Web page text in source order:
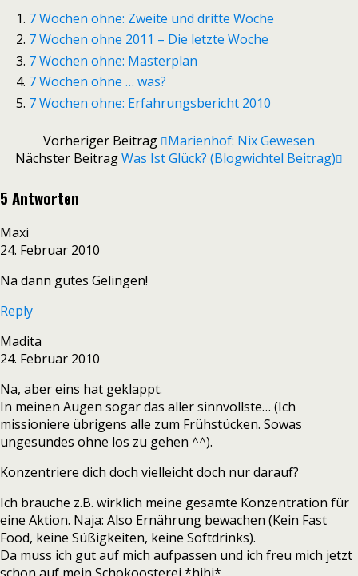
7 Wochen ohne: Zweite und dritte Woche
7 Wochen ohne 2011 – Die letzte Woche
7 Wochen ohne: Masterplan
7 Wochen ohne … was?
7 Wochen ohne: Erfahrungsbericht 2010
Vorheriger Beitrag
Marienhof: Nix Gewesen
Nächster BeitragWas Ist Glück? (Blogwichtel Beitrag)
5 Antworten
Maxi
24. Februar 2010
Na dann gutes Gelingen!
Reply
Madita
24. Februar 2010
Na, aber eins hat geklappt.
In meinen Augen sogar das aller sinnvollste… (Ich
missioniere übrigens alle zum Frühstücken. Sowas
ungesundes ohne los zu gehen ^^).
Konzentriere dich doch vielleicht doch nur darauf?
Ich brauche z.B. wirklich meine gesamte Konzentration für
eine Aktion. Naja: Also Ernährung bewachen (Kein Fast
Food, keine Süßigkeiten, keine Softdrinks).
Da muss ich gut auf mich aufpassen und ich freu mich jetzt
schon auf mein Schokoosterei *hihi*